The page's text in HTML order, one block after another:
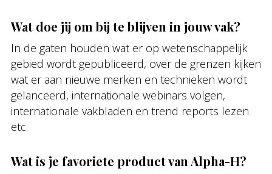
Wat doe jij om bij te blijven in jouw vak?
In de gaten houden wat er op wetenschappelijk
gebied wordt gepubliceerd, over de grenzen kijken
wat er aan nieuwe merken en technieken wordt
gelanceerd, internationale webinars volgen,
internationale vakbladen en trend reports lezen
etc.
Wat is je favoriete product van Alpha-H?